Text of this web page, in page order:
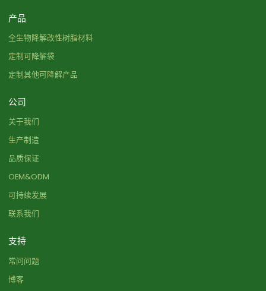
产品
全生物降解改性树脂材料
定制可降解袋
定制其他可降解产品
公司
关于我们
生产制造
品质保证
OEM&ODM
可持续发展
联系我们
支持
常问问题
博客